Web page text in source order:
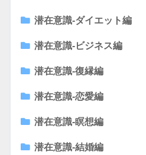
潜在意識-ダイエット編
潜在意識-ビジネス編
潜在意識-復縁編
潜在意識-恋愛編
潜在意識-瞑想編
潜在意識-結婚編